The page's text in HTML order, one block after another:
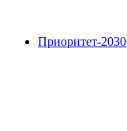
Приоритет-2030